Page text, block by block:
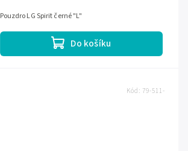
Do košíku
Pouzdro LG Spirit černé "L"
Kód: 79-511-